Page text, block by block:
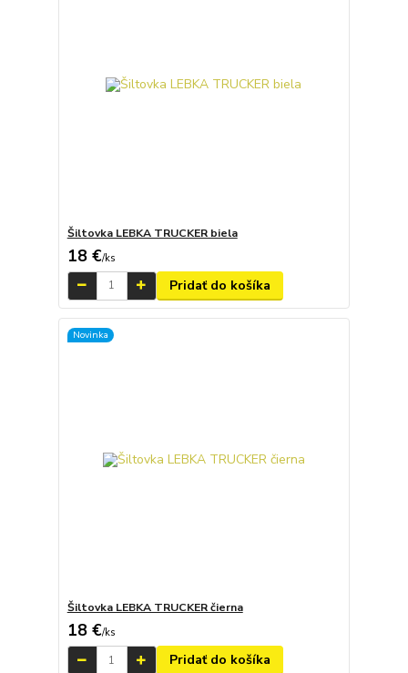
Šiltovka LEBKA TRUCKER biela
18 €/ks
Pridať do košíka
Novinka
Šiltovka LEBKA TRUCKER čierna
18 €/ks
Pridať do košíka